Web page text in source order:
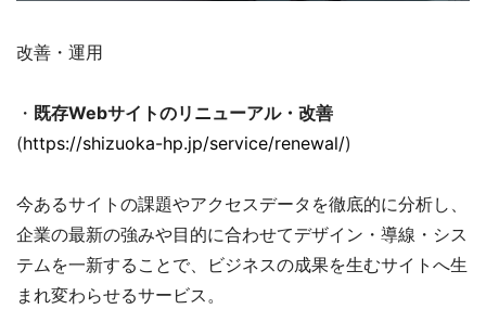
改善・運用
・ 既存Webサイトのリニューアル・改善
(https://shizuoka-hp.jp/service/renewal/)
今あるサイトの課題やアクセスデータを徹底的に分析し、
企業の最新の強みや目的に合わせてデザイン・導線・シス
テムを一新することで、ビジネスの成果を生むサイトへ生
まれ変わらせるサービス。